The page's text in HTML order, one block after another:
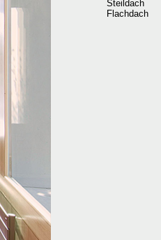
Steildach
Flachdach